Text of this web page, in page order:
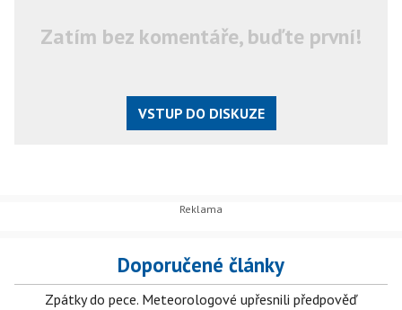
Zatím bez komentáře, buďte první!
VSTUP DO DISKUZE
Doporučené články
Zpátky do pece. Meteorologové upřesnili předpověď